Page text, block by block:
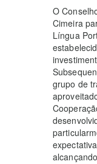
O
Cimeira
Língua
grupo de